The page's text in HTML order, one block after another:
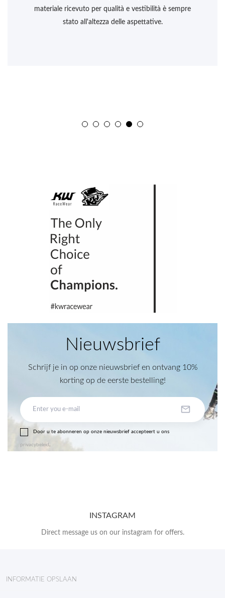
materiale ricevuto per qualità e vestibilità è sempre
stato all'altezza delle aspettative.
Nieuwsbrief
Schrijf je in op onze nieuwsbrief en ontvang 10%
korting op de eerste bestelling!

Door u te abonneren op onze nieuwsbrief accepteert u ons
privacybeleid .
INSTAGRAM
Direct message us on our instagram for offers.
INFORMATIE OPSLAAN